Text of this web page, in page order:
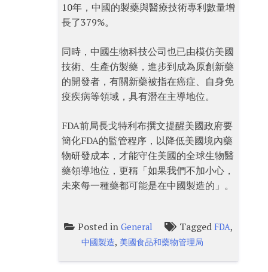
10年，中國的製藥與醫療技術專利數量增
長了379%。
同時，中國生物科技公司也已由模仿美國
技術、生產仿製藥，進步到成為原創新藥
的開發者，有關新藥被指在癌症、自身免
疫疾病等領域，具有潛在主導地位。
FDA前局長戈特利布撰文提醒美國政府要
簡化FDA的監管程序，以降低美國境內藥
物研發成本，才能守住美國的全球生物醫
藥領導地位，更稱「如果我們不加小心，
未來每一種藥都可能是在中國製造的」。
Posted in General Tagged FDA,
中國製造, 美國食品和藥物管理局